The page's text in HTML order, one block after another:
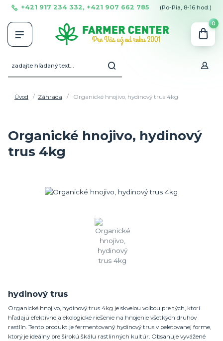
+421 917 234 332, +421 907 662 785 (Po-Pia, 8-16 hod.)
0
Úvod Záhrada Organické hnojivo, hydinový trus 4kg
Organické hnojivo, hydinový
trus 4kg
hydinový trus
Organické hnojivo, hydinový trus 4kg je skvelou voľbou pre tých, ktorí
hľadajú efektívne a ekologické riešenie na hnojenie všetkých druhov
rastlín. Tento produkt je fermentovaný hydinový trus v peletovanej forme,
ktorý je ideálny pre širokú škálu rastlinných kultúr. Obsahuje vyvážené